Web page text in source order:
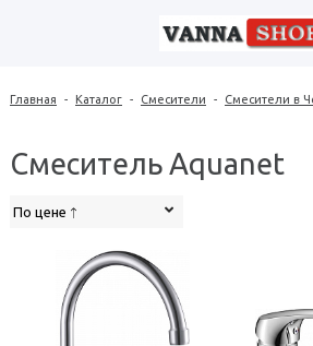
Главная - Каталог - Смесители - Смесители в
Смеситель Aquanet
По цене